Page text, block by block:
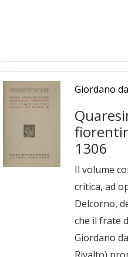
Giordano
1306
Il volume
critica, ad
Delcorno,
che il frate
Giordano